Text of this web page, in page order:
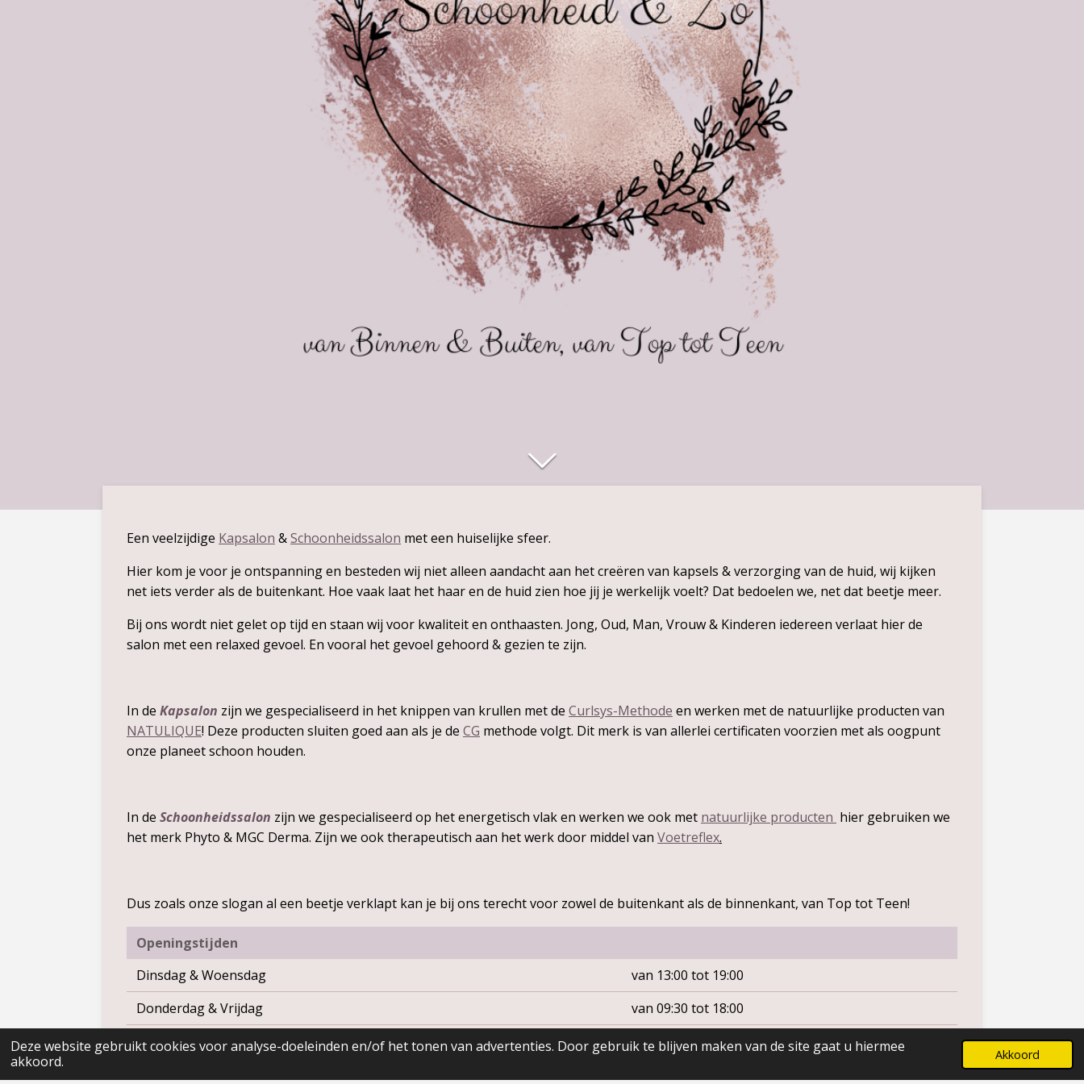
Deze website gebruikt cookies voor analyse-doeleinden en/of het tonen van advertenties. Door gebruik te blijven maken van de site gaat u hiermee
akkoord.
Akkoord
Een veelzijdige Kapsalon &Schoonheidssalon met een huiselijke sfeer.
Hier kom je voor je ontspanning en besteden wij niet alleen aandacht aan het creëren van kapsels & verzorging van de huid, wij kijken
net iets verder als de buitenkant. Hoe vaak laat het haar en de huid zien hoe jij je werkelijk voelt? Dat bedoelen we, net dat beetje meer.
Bij ons wordt niet gelet op tijd en staan wij voor kwaliteit en onthaasten. Jong, Oud, Man, Vrouw & Kinderen iedereen verlaat hier de
salon met een relaxed gevoel. En vooral het gevoel gehoord & gezien te zijn.
In de Kapsalon zijn we gespecialiseerd in het knippen van krullen met de Curlsys-Methode en werken met de natuurlijke producten van
NATULIQUE! Deze producten sluiten goed aan als je de CG methode volgt. Dit merk is van allerlei certificaten voorzien met als oogpunt
onze planeet schoon houden.
In de Schoonheidssalon zijn we gespecialiseerd op het energetisch vlak en werken we ook met natuurlijke producten hier gebruiken we
het merk Phyto & MGC Derma. Zijn we ook therapeutisch aan het werk door middel van Voetreflex.
Dus zoals onze slogan al een beetje verklapt kan je bij ons terecht voor zowel de buitenkant als de binnenkant, van Top tot Teen!
Openingstijden
Dinsdag & Woensdag
van 13:00 tot 19:00
Donderdag & Vrijdag
van 09:30 tot 18:00
Zaterdag
van 09:00 tot 18:00